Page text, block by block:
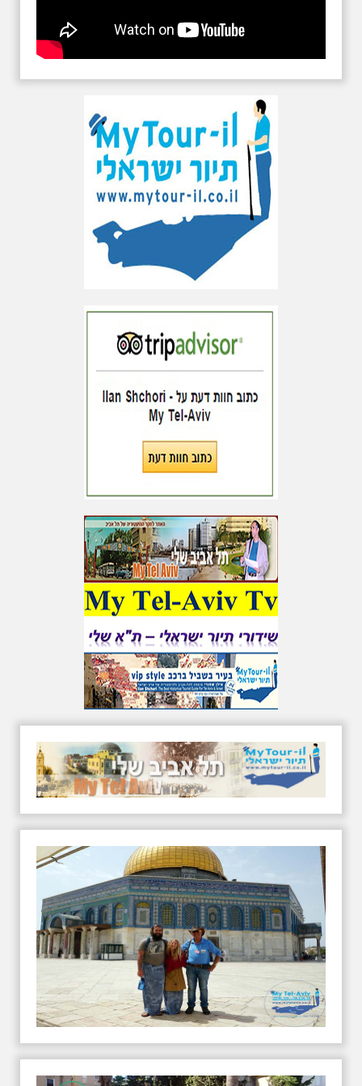
בשדרות רוטשילד מול ביתו וביקש
מתהילה גילוץ להגיש לאורח
המכובד זר פרחים. מספרים
האורח ושלח את עובדי העירייה
ביתו לכבוד האורח. בעת נאומו
של צ'רצ'יל, אחד העצים נפל
והאורח המכובד לא התבלבל
ואמר לדיזנגוף את המשפט
האלמותי. "עיר שרוצה שורשים
חייבת שיהיו לה גם עצים עם
שורשים"... תהילה גילוץ הונצחה
בתילום ההיסטורי בין שני האישים
המכובדים ולימים סיפרה לי, כי
היא היתה אחראית לאירוע
המביך כי פשוט השתעממה בעת
נצל וכך התרחש האירוע המביך.
נחמד. בשנותיה האחרונות
תהילה גילוץ גרה בבית האבות
של משען בנאות אפיקה, שם
הרצאות על ראשית תל אביב
ותמיד תהילה גילוץ היתה מרבה
לשאול או בעצם לספר על
ילדותה שוב ושוב. יהי זכרה ברוך.
עוד על תהילה גילוץ וראשית תל
אביב ראו באתר תל אביב שלי,
http://www.mytelaviv.co.il
(אילן שחורי)
אתר תל אביב שלי
מהיום מאובטח ומוצפן
באפריל 2020 מאובטח ומוצפן
ומחזיק אישור ותעודת הבטחת
אתר על ידי Rapid-SSL
שבת בבוקר: בוא שיר
עברי בגל"צ - עם אילן
שחורי על נתן אלתרמן
(מחר ה-28.3.2020), אתארח
בגלי צה"ל למשך שעה קלה,
בתוכניתו הפופולרית של יורם
רותם, "בוא שיר עברי". תהיה זו
תכנית מקסימה עם השירים
היפים של נתן אלתרמן והסיפורים
שמאחוריהם, במלאת 50 שנה
למותו. בתכנית, שהוקלטה בגל"צ
לפני כחודש, שילבתי גם כמה
תחנות מחייו של נתן אלתרמן
בתל אביב. שווה להקשיב ולאחר
עידן הקורונה, גם לבוא איתי
לסיור מיוחד בעקבות חייו של
אלתרמן בתל אביב.